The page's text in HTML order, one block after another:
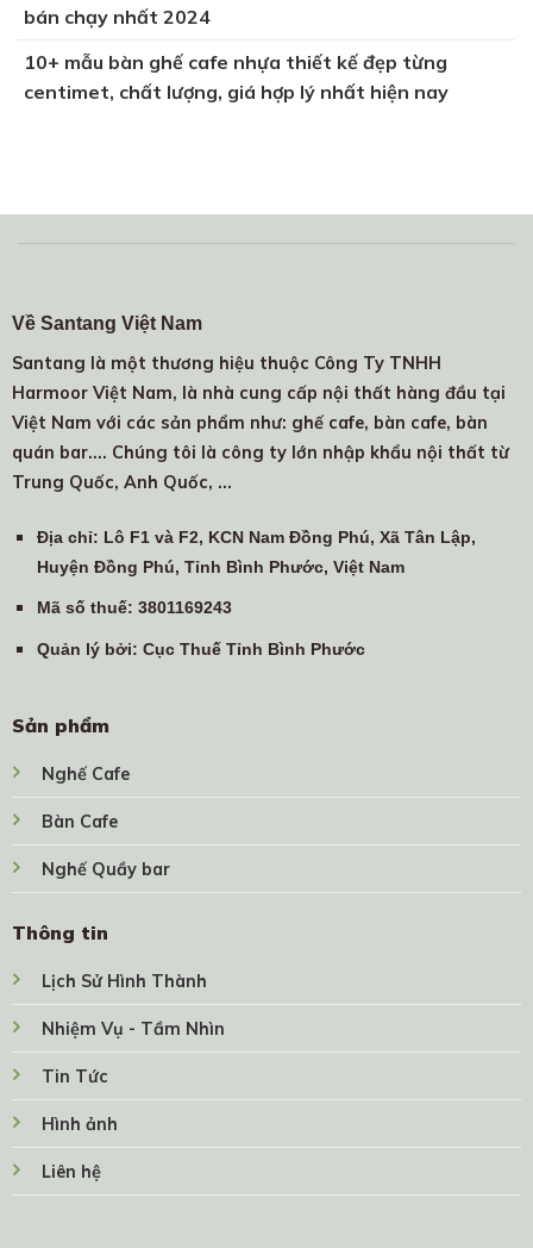
bán chạy nhất 2024
10+ mẫu bàn ghế cafe nhựa thiết kế đẹp từng
centimet, chất lượng, giá hợp lý nhất hiện nay
Về Santang Việt Nam
Santang là một thương hiệu thuộc Công Ty TNHH
Harmoor Việt Nam, là nhà cung cấp nội thất hàng đầu tại
Việt Nam với các sản phẩm như: ghế cafe, bàn cafe, bàn
quán bar.... Chúng tôi là công ty lớn nhập khẩu nội thất từ
Trung Quốc, Anh Quốc, …
Địa chỉ: Lô F1 và F2, KCN Nam Đồng Phú, Xã Tân Lập,
Huyện Đồng Phú, Tỉnh Bình Phước, Việt Nam
Mã số thuế: 3801169243
Quản lý bởi: Cục Thuế Tỉnh Bình Phước
Sản phẩm
Nghế Cafe
Bàn Cafe
Nghế Quầy bar
Thông tin
Lịch Sử Hình Thành
Nhiệm Vụ - Tầm Nhìn
Tin Tức
Hình ảnh
Liên hệ